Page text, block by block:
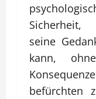
seine
kann,
befürchten